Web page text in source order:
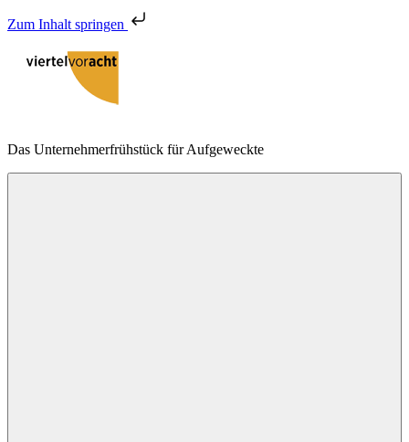
Zum Inhalt springen
Inhalt
viertelvoracht
Das Unternehmerfrühstück für Aufgeweckte